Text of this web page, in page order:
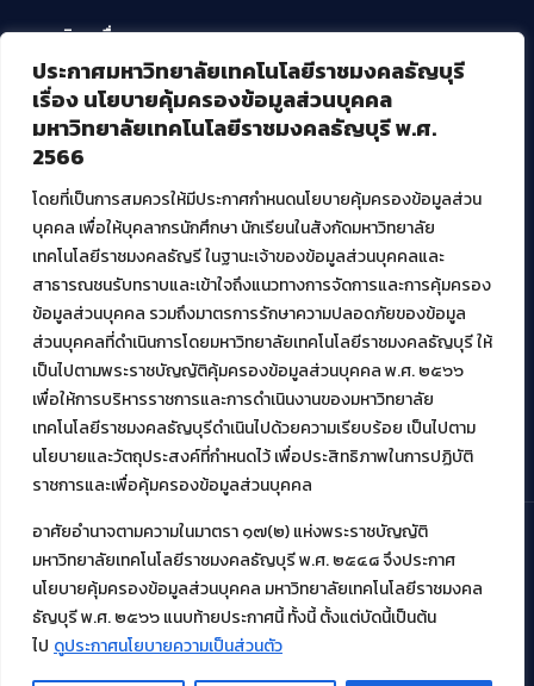
ประกาศมหาวิทยาลัยเทคโนโลยีราชมงคลธัญบุรี
เรื่อง นโยบายคุ้มครองข้อมูลส่วนบุคคล
มหาวิทยาลัยเทคโนโลยีราชมงคลธัญบุรี พ.ศ.
2566
โดยที่เป็นการสมควรให้มีประกาศกำหนดนโยบายคุ้มครองข้อมูลส่วน
บุคคล เพื่อให้บุคลากรนักศึกษา นักเรียนในสังกัดมหาวิทยาลัย
เทคโนโลยีราชมงคลธัญรี ในฐานะเจ้าของข้อมูลส่วนบุคคลและ
สาธารณชนรับทราบและเข้าใจถึงแนวทางการจัดการและการคุ้มครอง
ข้อมูลส่วนบุคคล รวมถึงมาตรการรักษาความปลอดภัยของข้อมูล
ส่วนบุคคลที่ดำเนินการโดยมหาวิทยาลัยเทคโนโลยีราชมงคลธัญบุรี ให้
เป็นไปตามพระราชบัญญัติคุ้มครองข้อมูลส่วนบุคคล พ.ศ. ๒๕๖๖
เพื่อให้การบริหารราชการและการดำเนินงานของมหาวิทยาลัย
เทคโนโลยีราชมงคลธัญบุรีดำเนินไปด้วยความเรียบร้อย เป็นไปตาม
นโยบายและวัตถุประสงค์ที่กำหนดไว้ เพื่อประสิทธิภาพในการปฏิบัติ
ราชการและเพื่อคุ้มครองข้อมูลส่วนบุคคล
อาศัยอำนาจตามความในมาตรา ๑๗(๒) แห่งพระราชบัญญัติ
มหาวิทยาลัยเทคโนโลยีราชมงคลธัญบุรี พ.ศ. ๒๕๔๘ จึงประกาศ
นโยบายคุ้มครองข้อมูลส่วนบุคคล มหาวิทยาลัยเทคโนโลยีราชมงคล
ธัญบุรี พ.ศ. ๒๕๖๖ แนบท้ายประกาศนี้ ทั้งนี้ ตั้งแต่บัดนี้เป็นต้น
ไป ดูประกาศนโยบายความเป็นส่วนตัว
บริการอื่นๆ ของ สวส.
ศูนย์สื่อดิจิทัล
ศูนย์นวัตกรรมและความรู้
ศูนย์พัฒนาและบริการนวัตกรรมดิจิทัล
สมัยใหม่ (MoSeC)
งานบริการวิชาการให้กับหน่วยงานภายนอก
โครงการส่งเสริมและพัฒนาผู้ประกอบการ SME โดย. มทร.ธัญบุรี
กิจกรรมการเชื่อมโยงเครือข่ายผู้ให้บริการเครื่องจักรกลทางการ
เกษตร ภายใต้โครงการส่งเสริมการรแปรรูปสินค้าเกษตรระดับชุมชน
กรมส่งเสริมอุตสาหกรรม
โครงการยกระดับเศรษฐกิจและสังคมรายตำบลแบบบูรณาการ (1
ตำบล 1 มหาวิทยาลัย)
© 2021 สำนักวิทยบริการและเทคโนโลยีสารสนเทศ มหาวิทยาลัย
เทคโนโลยีราชมงคลธัญบุรี